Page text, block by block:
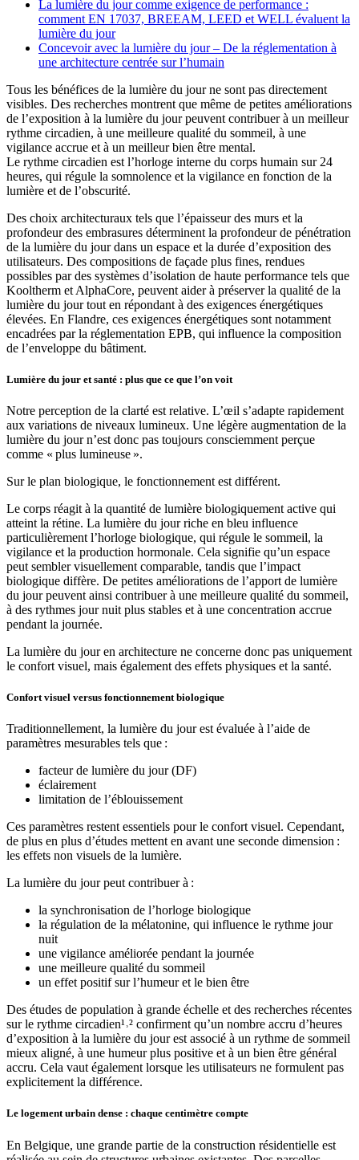
La lumière du jour comme exigence de performance :
comment EN 17037, BREEAM, LEED et WELL évaluent la
lumière du jour
Concevoir avec la lumière du jour – De la réglementation à
une architecture centrée sur l’humain
Tous les bénéfices de la lumière du jour ne sont pas directement
visibles. Des recherches montrent que même de petites améliorations
de l’exposition à la lumière du jour peuvent contribuer à un meilleur
rythme circadien, à une meilleure qualité du sommeil, à une
vigilance accrue et à un meilleur bien être mental.
Le rythme circadien est l’horloge interne du corps humain sur 24
heures, qui régule la somnolence et la vigilance en fonction de la
lumière et de l’obscurité.
Des choix architecturaux tels que l’épaisseur des murs et la
profondeur des embrasures déterminent la profondeur de pénétration
de la lumière du jour dans un espace et la durée d’exposition des
utilisateurs. Des compositions de façade plus fines, rendues
possibles par des systèmes d’isolation de haute performance tels que
Kooltherm et AlphaCore, peuvent aider à préserver la qualité de la
lumière du jour tout en répondant à des exigences énergétiques
élevées. En Flandre, ces exigences énergétiques sont notamment
encadrées par la réglementation EPB, qui influence la composition
de l’enveloppe du bâtiment.
Lumière du jour et santé : plus que ce que l’on voit
Notre perception de la clarté est relative. L’œil s’adapte rapidement
aux variations de niveaux lumineux. Une légère augmentation de la
lumière du jour n’est donc pas toujours consciemment perçue
comme « plus lumineuse ».
Sur le plan biologique, le fonctionnement est différent.
Le corps réagit à la quantité de lumière biologiquement active qui
atteint la rétine. La lumière du jour riche en bleu influence
particulièrement l’horloge biologique, qui régule le sommeil, la
vigilance et la production hormonale. Cela signifie qu’un espace
peut sembler visuellement comparable, tandis que l’impact
biologique diffère. De petites améliorations de l’apport de lumière
du jour peuvent ainsi contribuer à une meilleure qualité du sommeil,
à des rythmes jour nuit plus stables et à une concentration accrue
pendant la journée.
La lumière du jour en architecture ne concerne donc pas uniquement
le confort visuel, mais également des effets physiques et la santé.
Confort visuel versus fonctionnement biologique
Traditionnellement, la lumière du jour est évaluée à l’aide de
paramètres mesurables tels que :
facteur de lumière du jour (DF)
éclairement
limitation de l’éblouissement
Ces paramètres restent essentiels pour le confort visuel. Cependant,
de plus en plus d’études mettent en avant une seconde dimension :
les effets non visuels de la lumière.
La lumière du jour peut contribuer à :
la synchronisation de l’horloge biologique
la régulation de la mélatonine, qui influence le rythme jour
nuit
une vigilance améliorée pendant la journée
une meilleure qualité du sommeil
un effet positif sur l’humeur et le bien être
Des études de population à grande échelle et des recherches récentes
sur le rythme circadien¹˒² confirment qu’un nombre accru d’heures
d’exposition à la lumière du jour est associé à un rythme de sommeil
mieux aligné, à une humeur plus positive et à un bien être général
accru. Cela vaut également lorsque les utilisateurs ne formulent pas
explicitement la différence.
Le logement urbain dense : chaque centimètre compte
En Belgique, une grande partie de la construction résidentielle est